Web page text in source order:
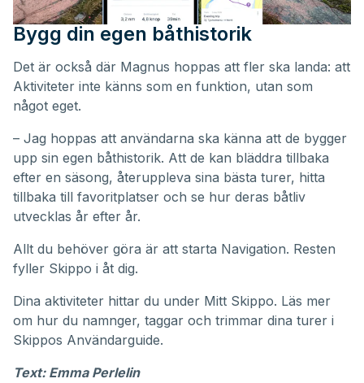
Bygg din egen båthistorik
Det är också där Magnus hoppas att fler ska landa: att
Aktiviteter inte känns som en funktion, utan som
något eget.
– Jag hoppas att användarna ska känna att de bygger
upp sin egen båthistorik. Att de kan bläddra tillbaka
efter en säsong, återuppleva sina bästa turer, hitta
tillbaka till favoritplatser och se hur deras båtliv
utvecklas år efter år.
Allt du behöver göra är att starta Navigation. Resten
fyller Skippo i åt dig.
Dina aktiviteter hittar du under Mitt Skippo. Läs mer
om hur du namnger, taggar och trimmar dina turer i
Skippos Användarguide.
Text: Emma Perlelin